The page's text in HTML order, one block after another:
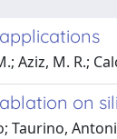
Aziz, M. R.;
on
Taurino,